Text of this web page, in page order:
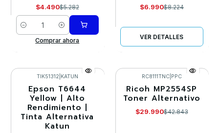
$4.490$5.282
Cantidad
Comprar ahora
$6.990$8.224
VER DETALLES
-15%
Agotado
TIK51312 KATUN
Epson T6644
Yellow | Alto
Rendimiento |
Tinta Alternativa
Katun
-30%
RC8111TNC| PPC
Ricoh MP2554SP
Toner Alternativo
$29.990$42.843